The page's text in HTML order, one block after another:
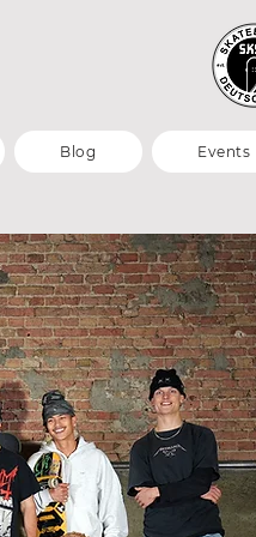
Blog Events